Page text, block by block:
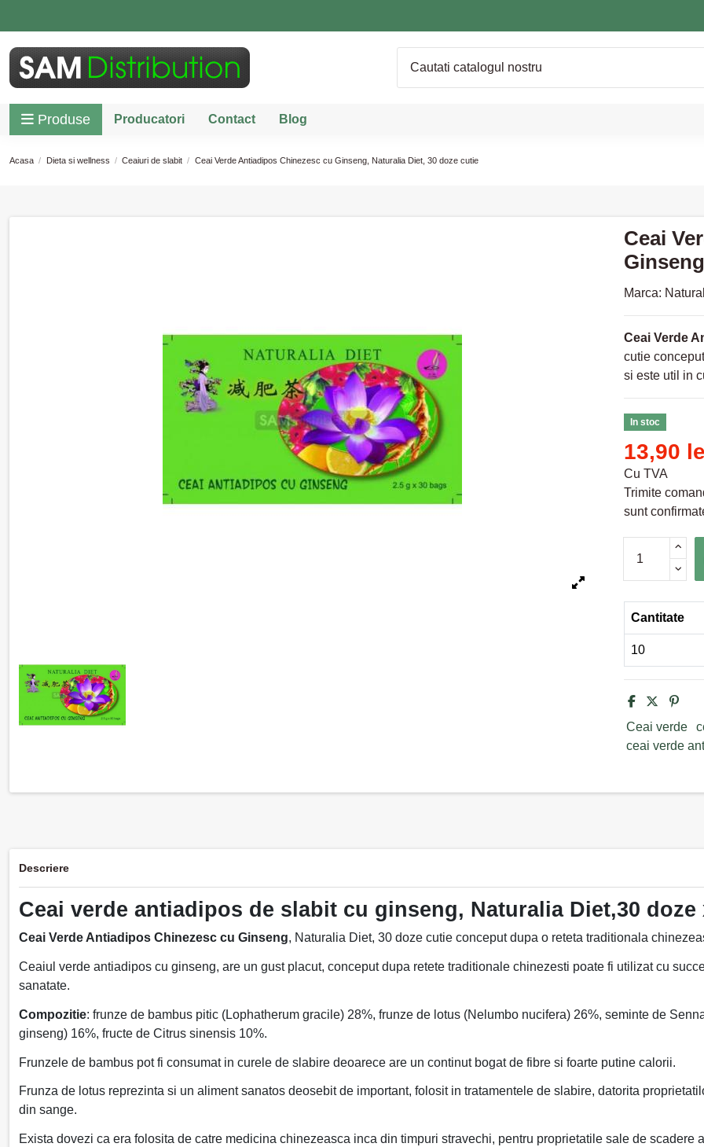
Produse Producatori Contact Blog
Acasa Dieta si wellness Ceaiuri de slabit Ceai Verde Antiadipos Chinezesc cu Ginseng, Naturalia Diet, 30 doze cutie
Ceai
Marca:
Ceai Verde
cutie
si este util in
In stoc
13,90
Cu TVA
Trimite
sunt
Cantitate
10
Ceai verde
ceai verde
Descriere
Ceai verde antiadipos de slabit cu ginseng, Naturalia Diet,30 doze
Ceai Verde Antiadipos Chinezesc cu Ginseng, Naturalia Diet, 30 doze cutie conceput dupa o reteta traditionala
Ceaiul verde antiadipos cu ginseng, are un gust placut, conceput dupa retete traditionale chinezesti poate fi utilizat cu
sanatate.
Compozitie: frunze de bambus pitic (Lophatherum gracile) 28%, frunze de lotus (Nelumbo nucifera) 26%, seminte de
ginseng) 16%, fructe de Citrus sinensis 10%.
Frunzele de bambus pot fi consumat in curele de slabire deoarece are un continut bogat de fibre si foarte putine calorii.
Frunza de lotus reprezinta si un aliment sanatos deosebit de important, folosit in tratamentele de slabire, datorita
din sange.
Exista dovezi ca era folosita de catre medicina chinezeasca inca din timpuri stravechi, pentru proprietatile sale de scadere